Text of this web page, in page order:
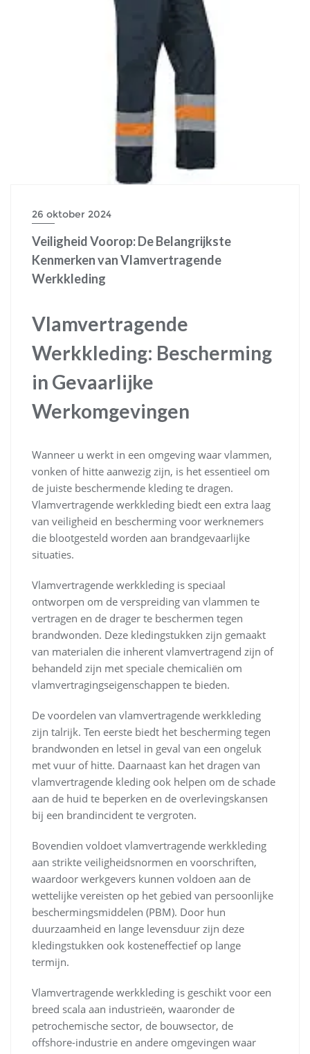
26 oktober 2024
Veiligheid Voorop: De Belangrijkste
Kenmerken van Vlamvertragende
Werkkleding
Vlamvertragende
Werkkleding: Bescherming
in Gevaarlijke
Werkomgevingen
Wanneer u werkt in een omgeving waar vlammen,
vonken of hitte aanwezig zijn, is het essentieel om
de juiste beschermende kleding te dragen.
Vlamvertragende werkkleding biedt een extra laag
van veiligheid en bescherming voor werknemers
die blootgesteld worden aan brandgevaarlijke
situaties.
Vlamvertragende werkkleding is speciaal
ontworpen om de verspreiding van vlammen te
vertragen en de drager te beschermen tegen
brandwonden. Deze kledingstukken zijn gemaakt
van materialen die inherent vlamvertragend zijn of
behandeld zijn met speciale chemicaliën om
vlamvertragingseigenschappen te bieden.
De voordelen van vlamvertragende werkkleding
zijn talrijk. Ten eerste biedt het bescherming tegen
brandwonden en letsel in geval van een ongeluk
met vuur of hitte. Daarnaast kan het dragen van
vlamvertragende kleding ook helpen om de schade
aan de huid te beperken en de overlevingskansen
bij een brandincident te vergroten.
Bovendien voldoet vlamvertragende werkkleding
aan strikte veiligheidsnormen en voorschriften,
waardoor werkgevers kunnen voldoen aan de
wettelijke vereisten op het gebied van persoonlijke
beschermingsmiddelen (PBM). Door hun
duurzaamheid en lange levensduur zijn deze
kledingstukken ook kosteneffectief op lange
termijn.
Vlamvertragende werkkleding is geschikt voor een
breed scala aan industrieën, waaronder de
petrochemische sector, de bouwsector, de
offshore-industrie en andere omgevingen waar